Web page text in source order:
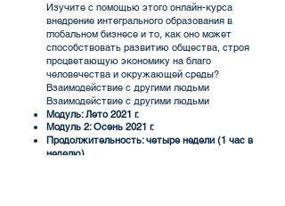
Изучите с помощью этого онлайн-курса
внедрение интегрального образования в
глобальном бизнесе и то, как оно может
способствовать развитию общества, строя
процветающую экономику на благо
человечества и окружающей среды?
Взаимодействие с другими людьми
Взаимодействие с другими людьми
Модуль: Лето 2021 г.
Модуль 2: Осень 2021 г.
Продолжительность: четыре недели (1 час в
неделю)